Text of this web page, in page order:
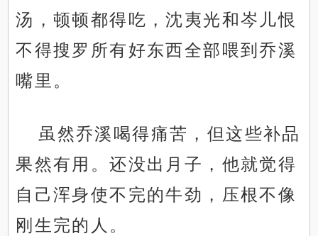
汤，顿顿都得吃，沈夷光和岑儿恨
不得搜罗所有好东西全部喂到乔溪
嘴里。
虽然乔溪喝得痛苦，但这些补品
果然有用。还没出月子，他就觉得
自己浑身使不完的牛劲，压根不像
刚生完的人。